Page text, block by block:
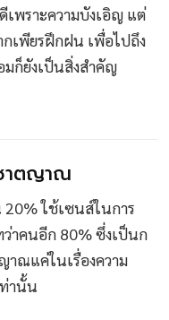
เพราะความบังเอิญ แต่
เพียรฝึกฝน เพื่อไปถึง
ก็ยังเป็นสิ่งสำคัญ
าตญาณ
ใช้เซนส์ในการ
ว่าคนอีก 80% ซึ่งเป็นก
ณแค่ในเรื่องความ
านั้น